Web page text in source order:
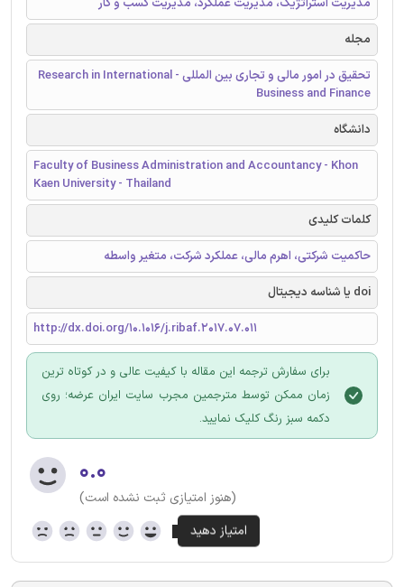
مجله
تحقیق در امور مالی و تجاری بین المللی - Research in International
Business and Finance
دانشگاه
Faculty of Business Administration and Accountancy - Khon
Kaen University - Thailand
کلمات کلیدی
حاکمیت شرکتی، اهرم مالی، عملکرد شرکت، متغیر واسطه
doi یا شناسه دیجیتال
http://dx.doi.org/10.1016/j.ribaf.2017.07.011
برای سفارش ترجمه این مقاله با کیفیت عالی و در کوتاه ترین
زمان ممکن توسط مترجمین مجرب سایت ایران عرضه؛ روی
دکمه سبز رنگ کلیک نمایید.
۰.۰
(هنوز امتیازی ثبت نشده است)